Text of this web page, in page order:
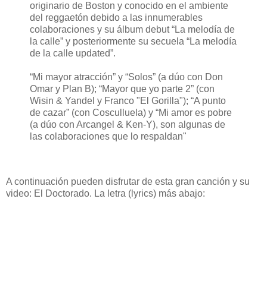
originario de Boston y conocido en el ambiente
del reggaetón debido a las innumerables
colaboraciones y su álbum debut “La melodía de
la calle” y posteriormente su secuela “La melodía
de la calle updated”.
“Mi mayor atracción” y “Solos” (a dúo con Don
Omar y Plan B); “Mayor que yo parte 2” (con
Wisin & Yandel y Franco "El Gorilla"); “A punto
de cazar” (con Cosculluela) y “Mi amor es pobre
(a dúo con Arcangel & Ken-Y), son algunas de
las colaboraciones que lo respaldan"
A continuación pueden disfrutar de esta gran canción y su
video: El Doctorado. La letra (lyrics) más abajo: